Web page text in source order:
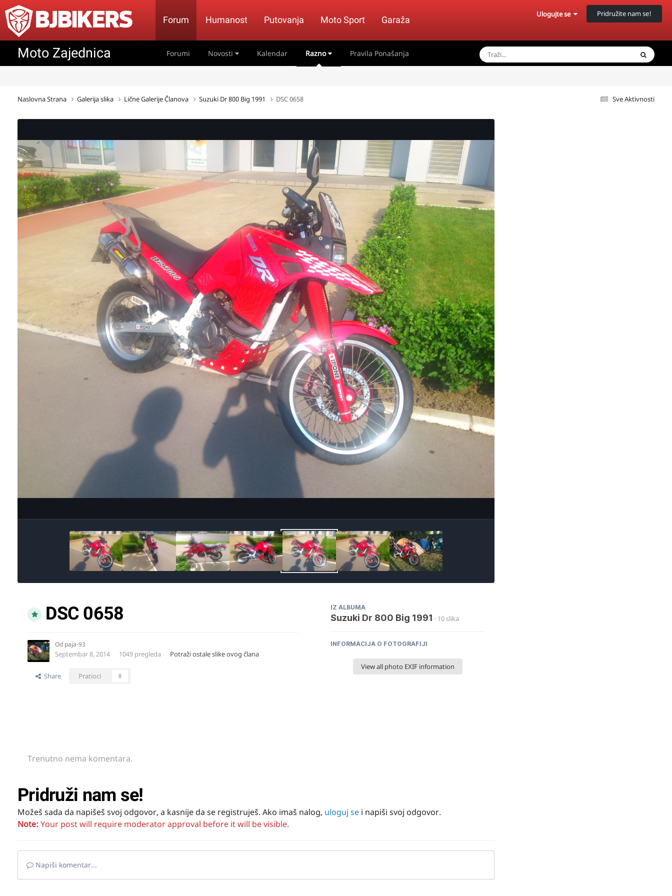
Forum Humanost Putovanja Moto Sport Garaža
Ulogujte se Pridružite nam se!
Moto Zajednica Forumi Novosti Kalendar Razno Pravila Ponašanja
Sve Aktivnosti
Naslovna Strana Galerija slika Lične Galerije Članova Suzuki Dr 800 Big 1991 DSC 0658
Image Tools
DSC 0658
Od paja-93
Septembar 8, 2014 1049 pregleda Potraži ostale slike ovog člana
Share Pratioci 0
IZ ALBUMA
Suzuki Dr 800 Big 1991 · 10 slika
INFORMACIJA O FOTOGRAFIJI
View all photo EXIF information
Trenutno nema komentara.
Pridruži nam se!
Možeš sada da napišeš svoj odgovor, a kasnije da se registruješ. Ako imaš nalog, uloguj se i napiši svoj odgovor.
Note: Your post will require moderator approval before it will be visible.
Napiši komentar...